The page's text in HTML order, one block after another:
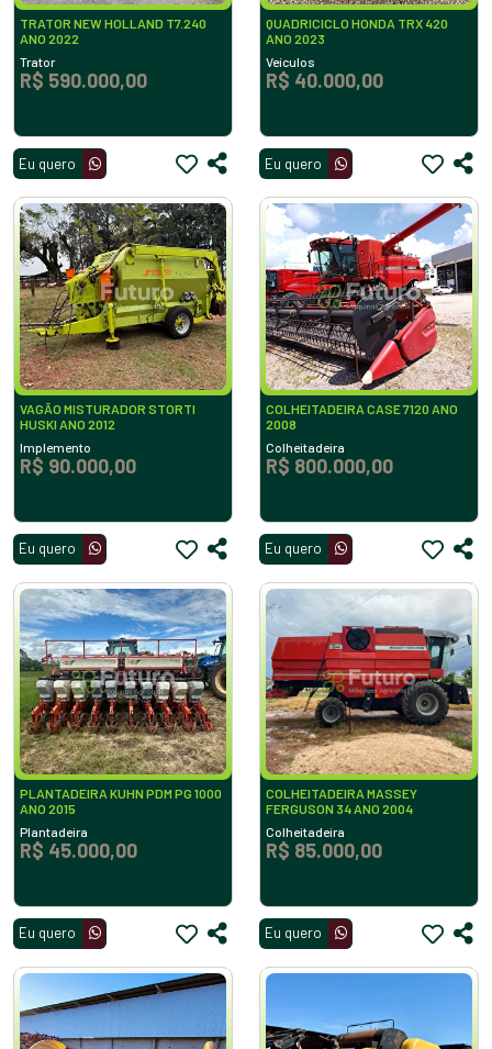
TRATOR NEW HOLLAND T7.240
ANO 2022
Trator
R$ 590.000,00
Eu quero
QUADRICICLO HONDA TRX 420
ANO 2023
Veículos
R$ 40.000,00
Eu quero
VAGÃO MISTURADOR STORTI
HUSKI ANO 2012
Implemento
R$ 90.000,00
Eu quero
COLHEITADEIRA CASE 7120 ANO
2008
Colheitadeira
R$ 800.000,00
Eu quero
PLANTADEIRA KUHN PDM PG 1000
ANO 2015
Plantadeira
R$ 45.000,00
Eu quero
COLHEITADEIRA MASSEY
FERGUSON 34 ANO 2004
Colheitadeira
R$ 85.000,00
Eu quero